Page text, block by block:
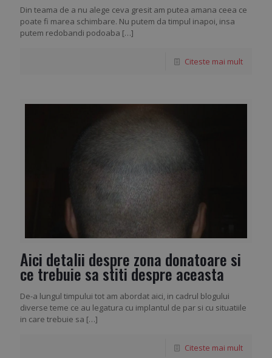
Din teama de a nu alege ceva gresit am putea amana ceea ce
poate fi marea schimbare. Nu putem da timpul inapoi, insa
putem redobandi podoaba […]
Citeste mai mult
Aici detalii despre zona donatoare si
ce trebuie sa stiti despre aceasta
De-a lungul timpului tot am abordat aici, in cadrul blogului
diverse teme ce au legatura cu implantul de par si cu situatiile
in care trebuie sa […]
Citeste mai mult